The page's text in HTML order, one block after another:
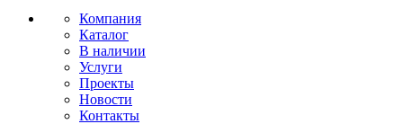
Компания
Каталог
В наличии
Услуги
Проекты
Новости
Контакты